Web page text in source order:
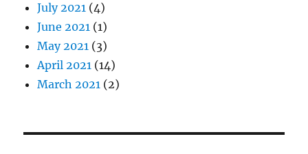
July 2021 (4)
June 2021 (1)
May 2021 (3)
April 2021 (14)
March 2021 (2)